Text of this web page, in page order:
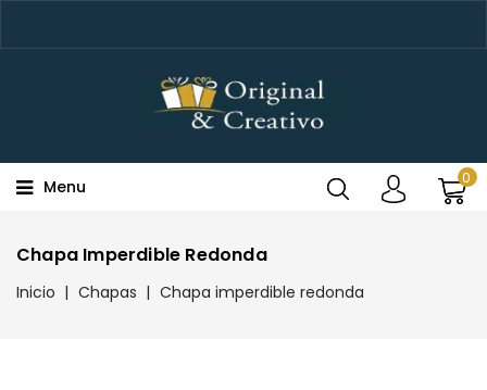
0
Menu
Chapa Imperdible Redonda
Inicio Chapas Chapa imperdible redonda